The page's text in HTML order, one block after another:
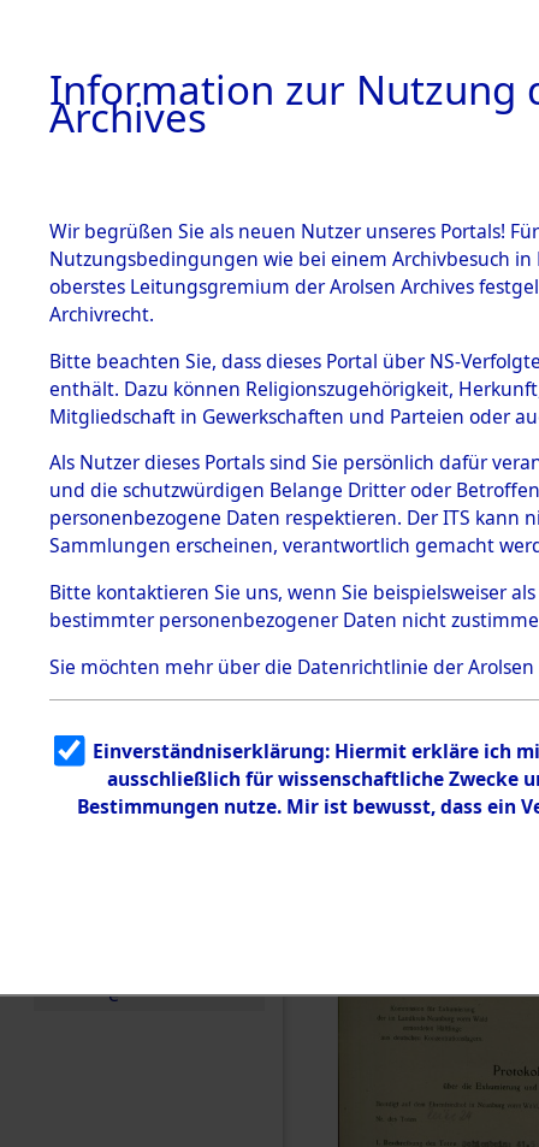
BESTÄNDE
1.
mente
5. Verschiedenes
5.3
Todesmärsche
5.3.1 Alliierte
Erhebungen
zu
Todesmärsch
en
5.3.2
g
5.3.3
Todesmärsch
e
Landkreis
und
Information zur Nutzung
Archives
Wir begrüßen Sie als neuen Nutzer unseres Portals!
Nutzungsbedingungen wie bei einem Archivbesuch
oberstes Leitungsgremium der Arolsen Archives
Archivrecht.
Bitte beachten Sie, dass dieses Portal über NS-
enthält. Dazu können Religionszugehörigkeit,
Mitgliedschaft in Gewerkschaften und Parteien oder
Als Nutzer dieses Portals sind Sie persönlich dafür
und die schutzwürdigen Belange Dritter oder
personenbezogene Daten respektieren. Der ITS
Sammlungen erscheinen, verantwortlich gemacht
Bitte kontaktieren Sie uns, wenn Sie beispielsweiser
bestimmter personenbezogener Daten nicht
Sie möchten mehr über die Datenrichtlinie der Arolsen
Einverständniserklärung: Hiermit erkläre ich
ausschließlich für wissenschaftliche Zwecke
Bestimmungen nutze. Mir ist bewusst, dass ein